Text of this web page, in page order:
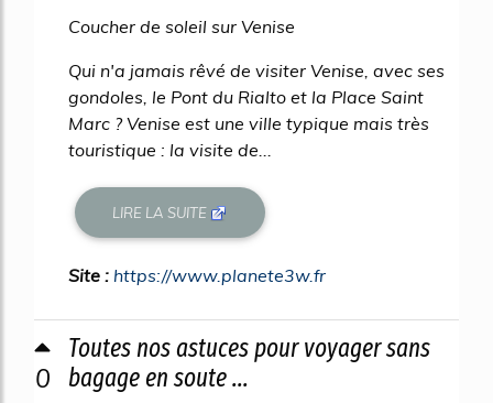
Coucher de soleil sur Venise
Qui n'a jamais rêvé de visiter Venise, avec ses
gondoles, le Pont du Rialto et la Place Saint
Marc ? Venise est une ville typique mais très
touristique : la visite de...
LIRE LA SUITE
Site : https://www.planete3w.fr
0
Toutes nos astuces pour voyager sans
bagage en soute ...